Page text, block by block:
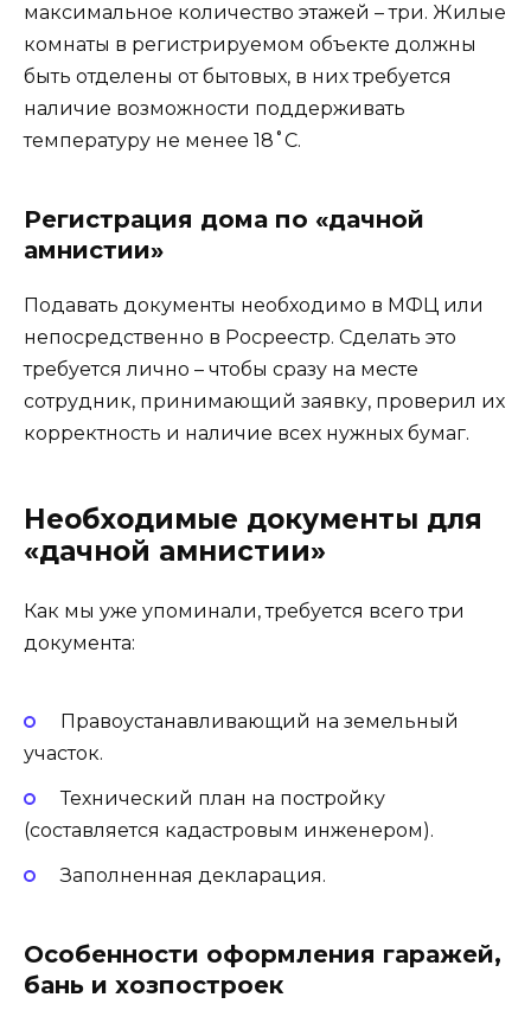
максимальное количество этажей – три. Жилые
комнаты в регистрируемом объекте должны
быть отделены от бытовых, в них требуется
наличие возможности поддерживать
температуру не менее 18˚C.
Регистрация дома по «дачной
амнистии»
Подавать документы необходимо в МФЦ или
непосредственно в Росреестр. Сделать это
требуется лично – чтобы сразу на месте
сотрудник, принимающий заявку, проверил их
корректность и наличие всех нужных бумаг.
Необходимые документы для
«дачной амнистии»
Как мы уже упоминали, требуется всего три
документа:
Правоустанавливающий на земельный
участок.
Технический план на постройку
(составляется кадастровым инженером).
Заполненная декларация.
Особенности оформления гаражей,
бань и хозпостроек